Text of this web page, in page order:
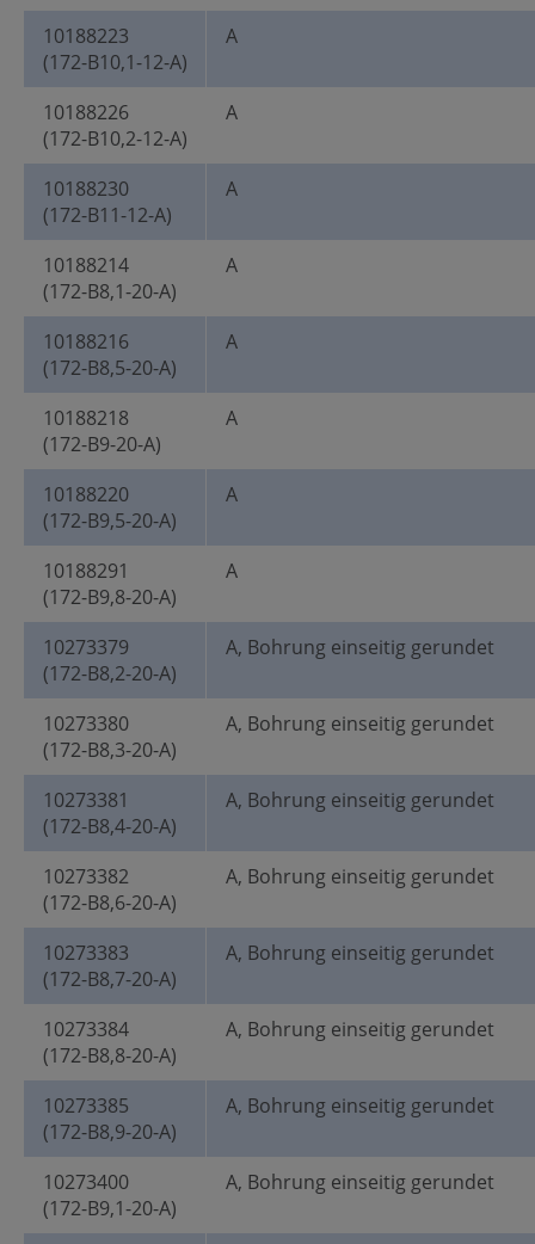
10188223
(172-B10,1-12-A)
A
10188226
(172-B10,2-12-A)
A
10188230
(172-B11-12-A)
A
10188214
(172-B8,1-20-A)
A
10188216
(172-B8,5-20-A)
A
10188218
(172-B9-20-A)
A
10188220
(172-B9,5-20-A)
A
10188291
(172-B9,8-20-A)
A
10273379
(172-B8,2-20-A)
A, Bohrung einseitig gerundet
10273380
(172-B8,3-20-A)
A, Bohrung einseitig gerundet
10273381
(172-B8,4-20-A)
A, Bohrung einseitig gerundet
10273382
(172-B8,6-20-A)
A, Bohrung einseitig gerundet
10273383
(172-B8,7-20-A)
A, Bohrung einseitig gerundet
10273384
(172-B8,8-20-A)
A, Bohrung einseitig gerundet
10273385
(172-B8,9-20-A)
A, Bohrung einseitig gerundet
10273400
(172-B9,1-20-A)
A, Bohrung einseitig gerundet